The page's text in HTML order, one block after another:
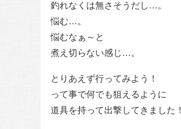
釣れなくは無さそうだし…。
悩む…。
悩むなぁ～と
煮え切らない感じ…。
とりあえず行ってみよう！
って事で何でも狙えるように
道具を持って出撃してきました！